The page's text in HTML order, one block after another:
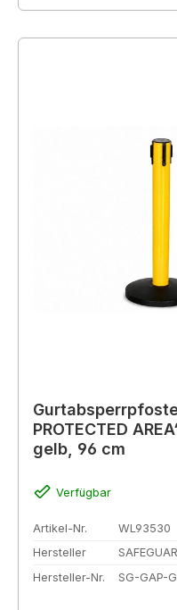
PROTECTED
gelb, 96 cm
Verfügbar
Artikel-Nr.
WL93530
Hersteller
Hersteller-Nr.
SG-GAP-